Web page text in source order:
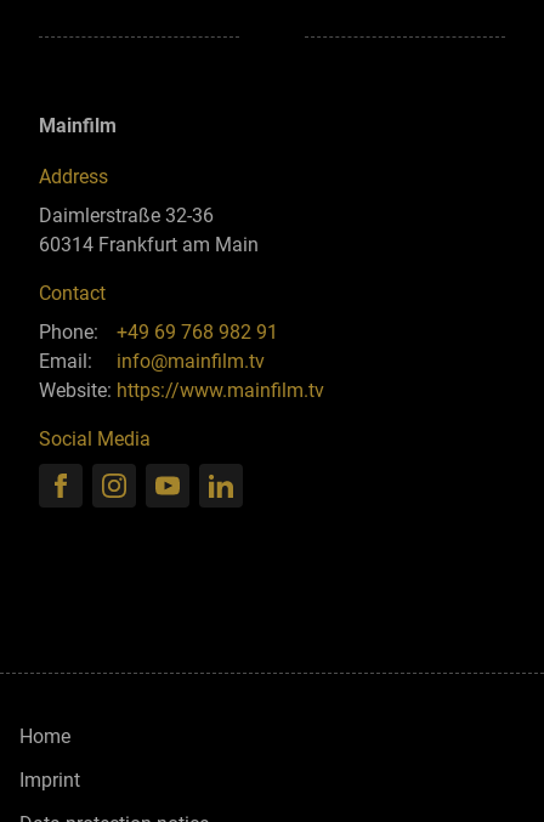
Mainfilm
Address
Daimlerstraße 32-36
60314 Frankfurt am Main
Contact
Phone:
+49 69 768 982 91
Email:
info@mainfilm.tv
Website: https://www.mainfilm.tv
Social Media
Home
Imprint